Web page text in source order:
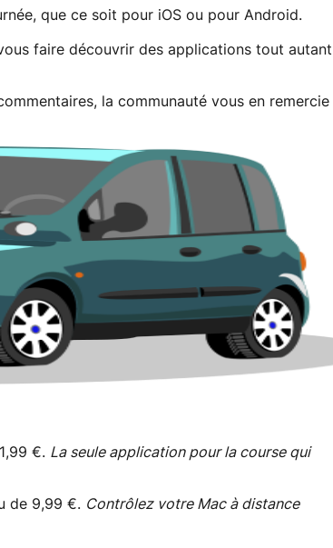
que ce soit pour iOS ou pour Android.
faire découvrir des applications tout autant
la communauté vous en remercie
€. La seule application pour la course qui
de 9,99 €. Contrôlez votre Mac à distance